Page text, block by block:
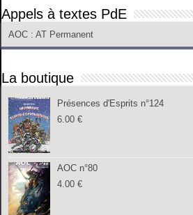
Appels à textes PdE
AOC : AT Permanent
La boutique
Présences d'Esprits n°124
6.00€
AOC n°80
4.00€